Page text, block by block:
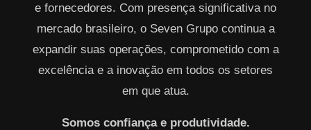
e fornecedores. Com presença significativa no
mercado brasileiro, o Seven Grupo continua a
expandir suas operações, comprometido com a
excelência e a inovação em todos os setores
em que atua.
Somos confiança e produtividade.